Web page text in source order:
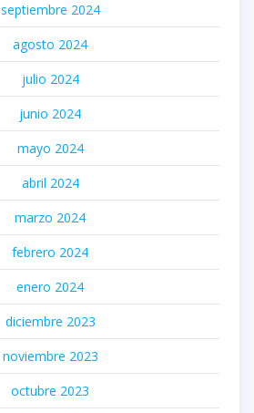
septiembre 2024
agosto 2024
julio 2024
junio 2024
mayo 2024
abril 2024
marzo 2024
febrero 2024
enero 2024
diciembre 2023
noviembre 2023
octubre 2023